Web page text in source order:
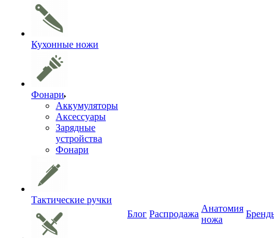
Кухонные ножи
Фонари
Аккумуляторы
Аксессуары
Зарядные
устройства
Фонари
Тактические ручки
Блог Распродажа
Анатомия
ножа